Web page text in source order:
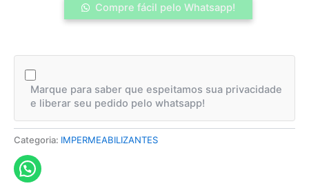
Compre fácil pelo Whatsapp!
Marque para saber que espeitamos sua privacidade
e liberar seu pedido pelo whatsapp!
Categoria: IMPERMEABILIZANTES